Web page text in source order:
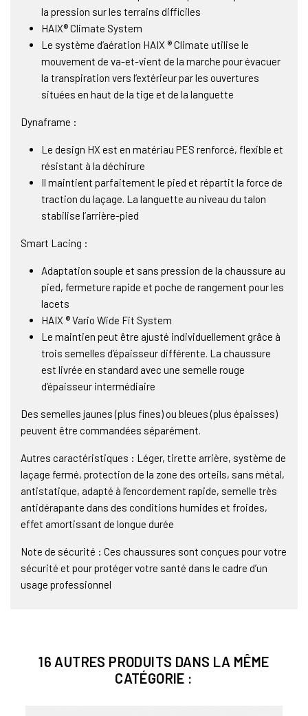
la pression sur les terrains difficiles
HAIX® Climate System
Le système d‘aération HAIX ® Climate utilise le
mouvement de va-et-vient de la marche pour évacuer
la transpiration vers l‘extérieur par les ouvertures
situées en haut de la tige et de la languette
Dynaframe :
Le design HX est en matériau PES renforcé, flexible et
résistant à la déchirure
Il maintient parfaitement le pied et répartit la force de
traction du laçage. La languette au niveau du talon
stabilise l’arrière-pied
Smart Lacing :
Adaptation souple et sans pression de la chaussure au
pied, fermeture rapide et poche de rangement pour les
lacets
HAIX ® Vario Wide Fit System
Le maintien peut être ajusté individuellement grâce à
trois semelles d’épaisseur différente. La chaussure
est livrée en standard avec une semelle rouge
d’épaisseur intermédiaire
Des semelles jaunes (plus fines) ou bleues (plus épaisses)
peuvent être commandées séparément.
Autres caractéristiques : Léger, tirette arrière, système de
laçage fermé, protection de la zone des orteils, sans métal,
antistatique, adapté à l’encordement rapide, semelle très
antidérapante dans des conditions humides et froides,
effet amortissant de longue durée
Note de sécurité : Ces chaussures sont conçues pour votre
sécurité et pour protéger votre santé dans le cadre d’un
usage professionnel
16 AUTRES PRODUITS DANS LA MÊME
CATÉGORIE :